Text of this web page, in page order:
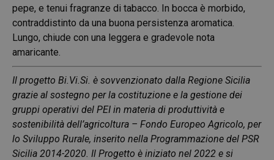
pepe, e tenui fragranze di tabacco. In bocca è morbido,
contraddistinto da una buona persistenza aromatica.
Lungo, chiude con una leggera e gradevole nota
amaricante.
Il progetto Bi.Vi.Si. è sovvenzionato dalla Regione Sicilia
grazie al sostegno per la costituzione e la gestione dei
gruppi operativi del PEI in materia di produttività e
sostenibilità dell’agricoltura – Fondo Europeo Agricolo, per
lo Sviluppo Rurale, inserito nella Programmazione del PSR
Sicilia 2014-2020. Il Progetto è iniziato nel 2022 e si